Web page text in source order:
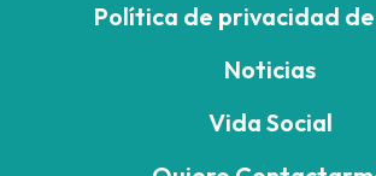
Política de privacidad
Noticias
Vida Social